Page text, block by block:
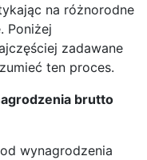
na różnorodne
Poniżej
zadawane
ten proces.
brutto
wynagrodzenia